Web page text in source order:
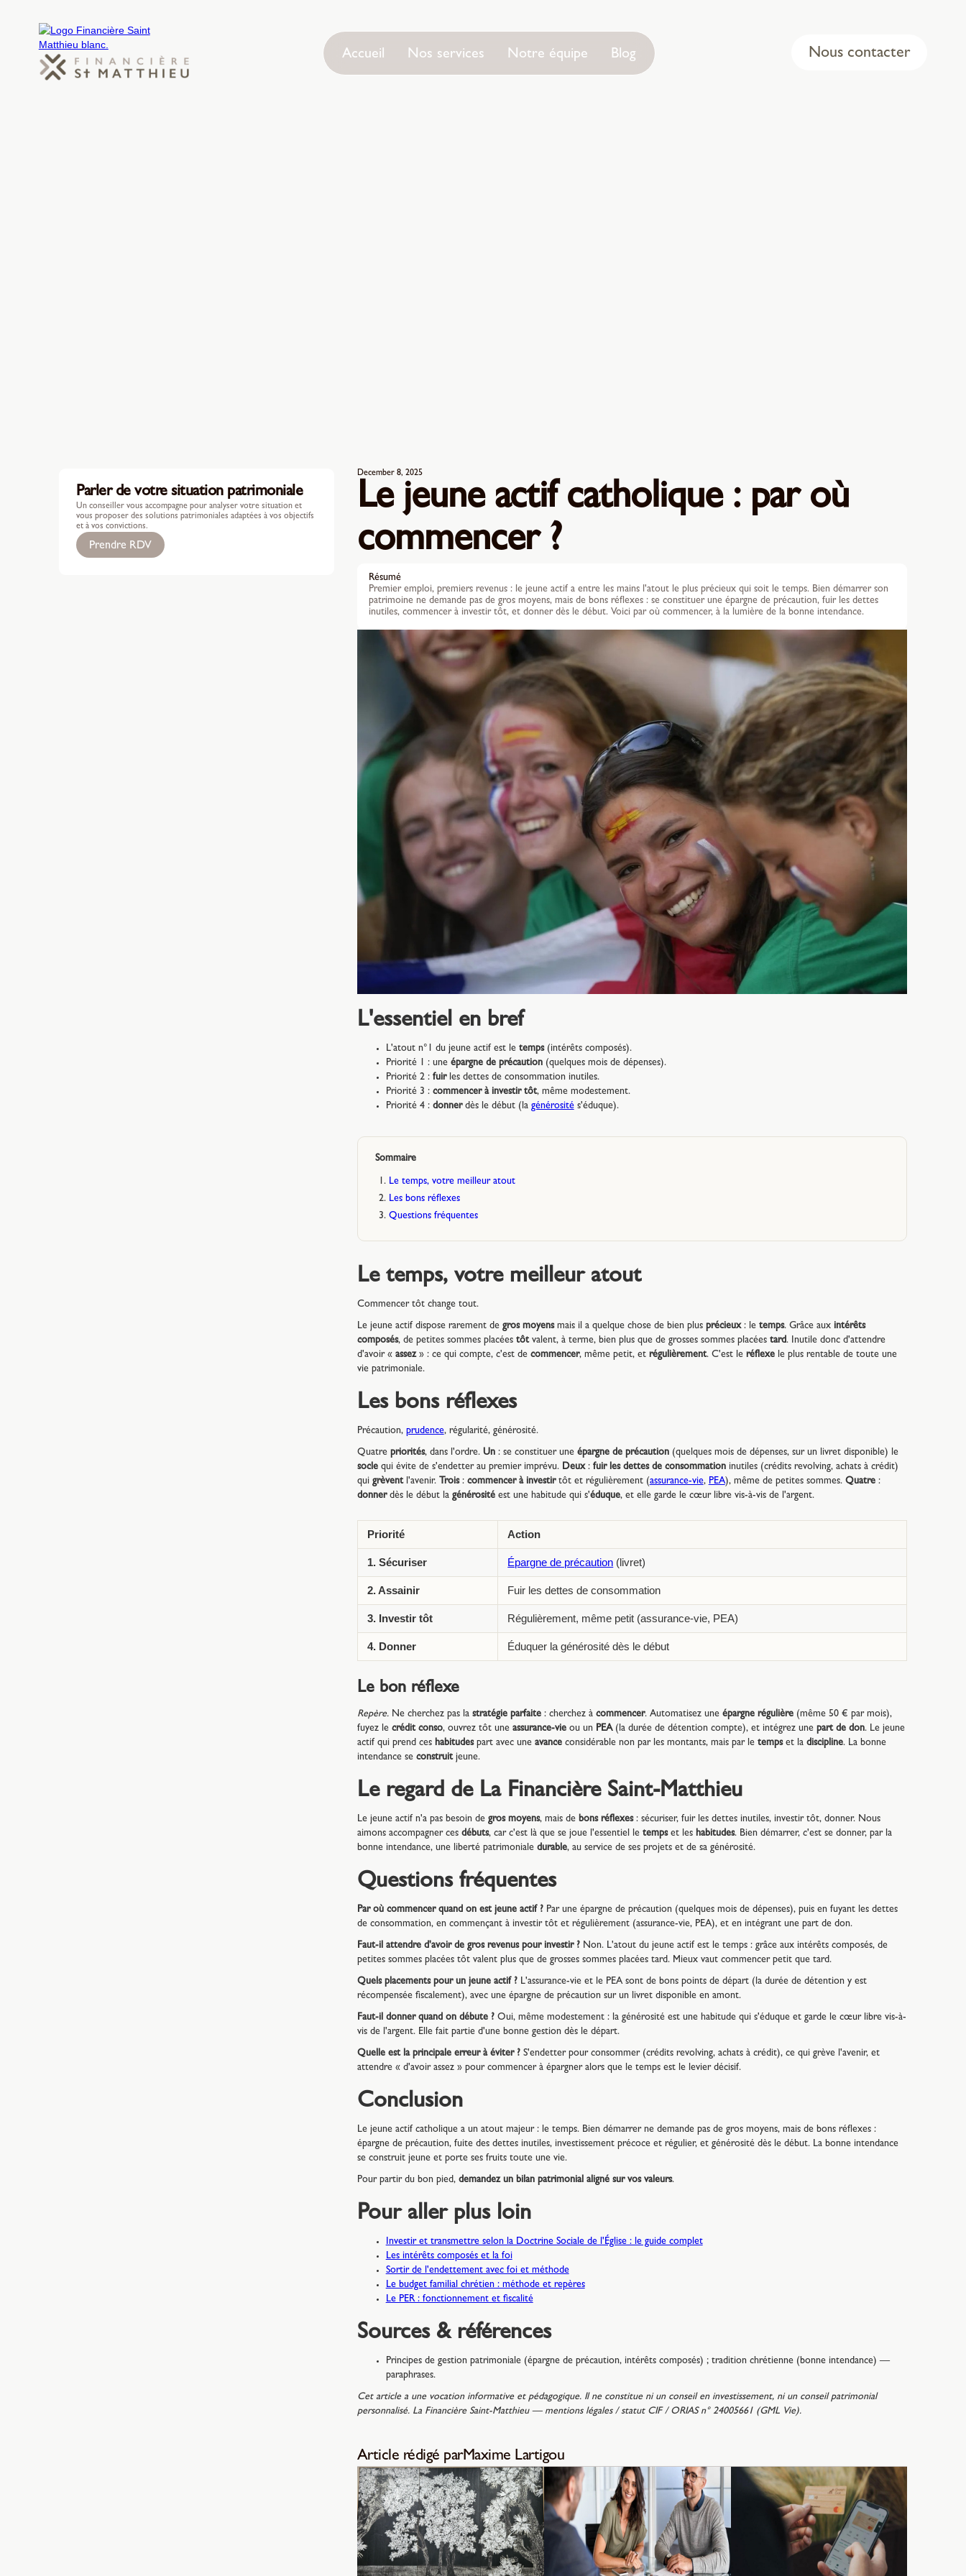
Accueil Nos services Notre équipe Blog Nous contacter
Parler de votre situation patrimoniale
Un conseiller vous accompagne pour analyser votre situation et
vous proposer des solutions patrimoniales adaptées à vos objectifs
et à vos convictions.
Prendre RDV
December 8, 2025
Le jeune actif catholique : par où
commencer ?
Résumé
Premier emploi, premiers revenus : le jeune actif a entre les mains l'atout le plus précieux qui soit le temps. Bien démarrer son
patrimoine ne demande pas de gros moyens, mais de bons réflexes : se constituer une épargne de précaution, fuir les dettes
inutiles, commencer à investir tôt, et donner dès le début. Voici par où commencer, à la lumière de la bonne intendance.
L'essentiel en bref
L'atout n°1 du jeune actif est le temps(intérêts composés).
Priorité 1 : une épargne de précaution(quelques mois de dépenses).
Priorité 2 : fuirles dettes de consommation inutiles.
Priorité 3 : commencer à investir tôt, même modestement.
Priorité 4 : donnerdès le début (la générosités'éduque).
Sommaire
Le temps, votre meilleur atout
Les bons réflexes
Questions fréquentes
Le temps, votre meilleur atout
Commencer tôt change tout.
Le jeune actif dispose rarement de gros moyensmais il a quelque chose de bien plus précieux: le temps. Grâce aux intérêts
composés, de petites sommes placées tôtvalent, à terme, bien plus que de grosses sommes placées tard. Inutile donc d'attendre
d'avoir « assez» : ce qui compte, c'est de commencer, même petit, et régulièrement. C'est le réflexele plus rentable de toute une
vie patrimoniale.
Les bons réflexes
Précaution, prudence, régularité, générosité.
Quatre priorités, dans l'ordre. Un: se constituer une épargne de précaution(quelques mois de dépenses, sur un livret disponible) le
soclequi évite de s'endetter au premier imprévu. Deux: fuir les dettes de consommationinutiles (crédits revolving, achats à crédit)
qui grèventl'avenir. Trois: commencer à investirtôt et régulièrement (assurance-vie, PEA), même de petites sommes. Quatre:
donnerdès le début la générositéest une habitude qui s'éduque, et elle garde le cœur libre vis-à-vis de l'argent.
Priorité Action
1. Sécuriser Épargne de précaution (livret)
2. Assainir Fuir les dettes de consommation
3. Investir tôt Régulièrement, même petit (assurance-vie, PEA)
4. Donner Éduquer la générosité dès le début
Le bon réflexe
Repère.Ne cherchez pas la stratégie parfaite: cherchez à commencer. Automatisez une épargne régulière(même 50 € par mois),
fuyez le crédit conso, ouvrez tôt une assurance-vieou un PEA(la durée de détention compte), et intégrez une part de don. Le jeune
actif qui prend ces habitudespart avec une avanceconsidérable non par les montants, mais par le tempset la discipline. La bonne
intendance se construitjeune.
Le regard de La Financière Saint-Matthieu
Le jeune actif n'a pas besoin de gros moyens, mais de bons réflexes: sécuriser, fuir les dettes inutiles, investir tôt, donner. Nous
aimons accompagner ces débuts, car c'est là que se joue l'essentiel le tempset les habitudes. Bien démarrer, c'est se donner, par la
bonne intendance, une liberté patrimoniale durable, au service de ses projets et de sa générosité.
Questions fréquentes
Par où commencer quand on est jeune actif ?Par une épargne de précaution (quelques mois de dépenses), puis en fuyant les dettes
de consommation, en commençant à investir tôt et régulièrement (assurance-vie, PEA), et en intégrant une part de don.
Faut-il attendre d'avoir de gros revenus pour investir ?Non. L'atout du jeune actif est le temps : grâce aux intérêts composés, de
petites sommes placées tôt valent plus que de grosses sommes placées tard. Mieux vaut commencer petit que tard.
Quels placements pour un jeune actif ?L'assurance-vie et le PEA sont de bons points de départ (la durée de détention y est
récompensée fiscalement), avec une épargne de précaution sur un livret disponible en amont.
Faut-il donner quand on débute ?Oui, même modestement : la générosité est une habitude qui s'éduque et garde le cœur libre vis-à-
vis de l'argent. Elle fait partie d'une bonne gestion dès le départ.
Quelle est la principale erreur à éviter ?S'endetter pour consommer (crédits revolving, achats à crédit), ce qui grève l'avenir, et
attendre « d'avoir assez » pour commencer à épargner alors que le temps est le levier décisif.
Conclusion
Le jeune actif catholique a un atout majeur : le temps. Bien démarrer ne demande pas de gros moyens, mais de bons réflexes :
épargne de précaution, fuite des dettes inutiles, investissement précoce et régulier, et générosité dès le début. La bonne intendance
se construit jeune et porte ses fruits toute une vie.
Pour partir du bon pied, demandez un bilan patrimonial aligné sur vos valeurs.
Pour aller plus loin
Investir et transmettre selon la Doctrine Sociale de l'Église : le guide complet
Les intérêts composés et la foi
Sortir de l'endettement avec foi et méthode
Le budget familial chrétien : méthode et repères
Le PER : fonctionnement et fiscalité
Sources & références
Principes de gestion patrimoniale (épargne de précaution, intérêts composés) ; tradition chrétienne (bonne intendance) —
paraphrases.
Cet article a une vocation informative et pédagogique. Il ne constitue ni un conseil en investissement, ni un conseil patrimonial
personnalisé. La Financière Saint-Matthieu — mentions légales / statut CIF / ORIAS n° 24005661 (GML Vie).
Article rédigé parMaxime Lartigou